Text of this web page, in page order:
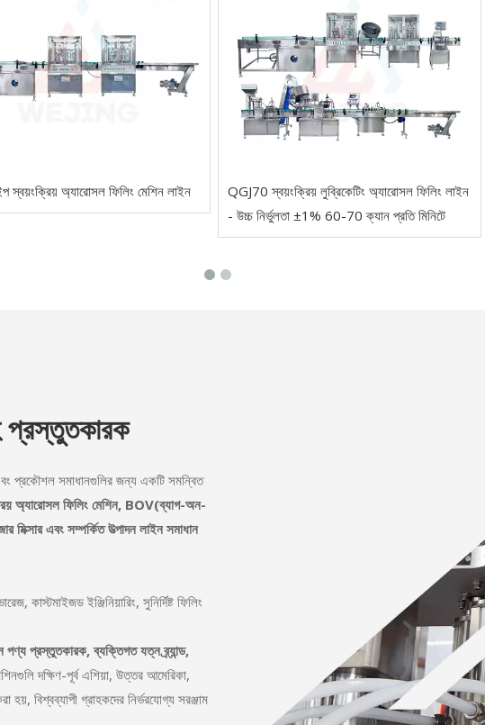
স্বয়ংক্রিয় অ্যারোসল ফিলিং মেশিন লাইন
QGJ70 স্বয়ংক্রিয় লুব্রিকেটিং অ্যারোসল ফিলিং লাইন
- উচ্চ নির্ভুলতা ±1% 60-70 ক্যান প্রতি মিনিটে
প্রস্তুতকারক
প্রকৌশল সমাধানগুলির জন্য একটি সমন্বিত
অ্যারোসল ফিলিং মেশিন, BOV(ব্যাগ-অন-
এবং সম্পর্কিত উত্পাদন লাইন সমাধান
কাস্টমাইজড ইঞ্জিনিয়ারিং, সুনির্দিষ্ট ফিলিং
প্রস্তুতকারক, ব্যক্তিগত যত্ন ব্র্যান্ড,
দক্ষিণ-পূর্ব এশিয়া, উত্তর আমেরিকা,
বিশ্বব্যাপী গ্রাহকদের নির্ভরযোগ্য সরঞ্জাম